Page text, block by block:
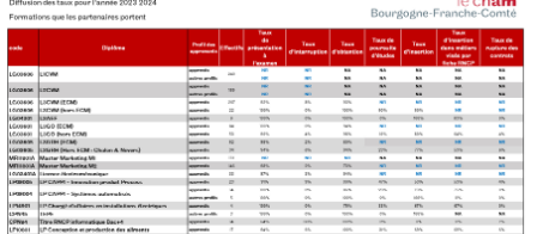
Être enseignant au Cnam
Infos partenaires
Liste des partenaires
Communication
Kits communications Cnam